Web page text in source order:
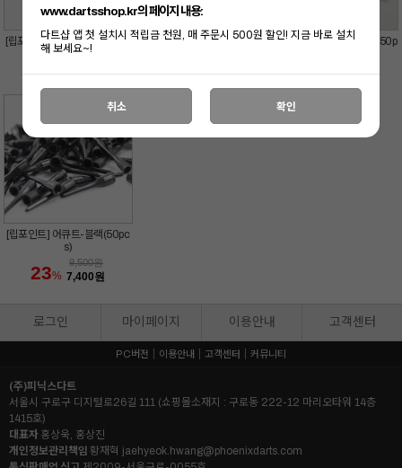
[립포인트] 어큐트-인디고블루
(50pcs)
23
[립포인트] 어큐트-스노우(50p
23
[립포인트] 어큐트-화이트(50p
23
[립포인트] 어큐트-블랙(50pc
s)
23%
9,500원
7,400원
로그인 마이페이지 이용안내 고객센터
PC버전 이용안내 고객센터 커뮤니티
(주)피닉스다트
서울시 구로구 디지털로26길 111 (쇼핑몰소재지 : 구로동 222-12 마리오타워 14층
1415호)
대표자 홍상욱, 홍상진
개인정보관리책임 황재혁 jaehyeok.hwang@phoenixdarts.com
www.dartsshop.kr의 페이지 내용:
다트샵 앱 첫 설치시 적립금 천원, 매 주문시 500원 할인! 지금 바로 설치
해 보세요~!
취소 확인